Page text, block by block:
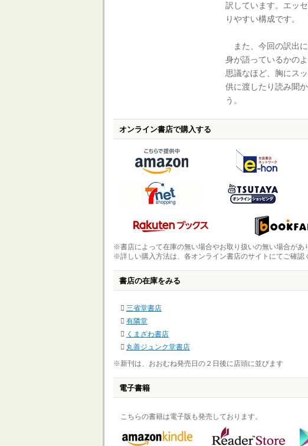
訳しています。エッ
りやすい構成です。
また、今回の訳出
身が語っているかの
思議なほど、胸にス
供に渡したり読み聞
う。
オンライン書店で購入する
※書店によって在庫の無い場合やお取り扱いの無い場合があ
※詳しい購入方法は、各オンライン書店のサイトにてご確認
書店の在庫をみる
三省堂書店
有隣堂
くまざわ書店
丸善ジュンク堂書店
※新刊は、おおむね発売日の２日後に店頭に並びます
電子書籍
こちらの書籍は電子版も発売しております。